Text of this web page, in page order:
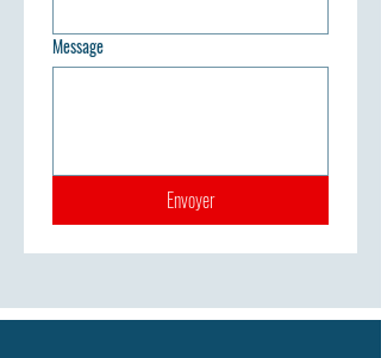
Message
Envoyer